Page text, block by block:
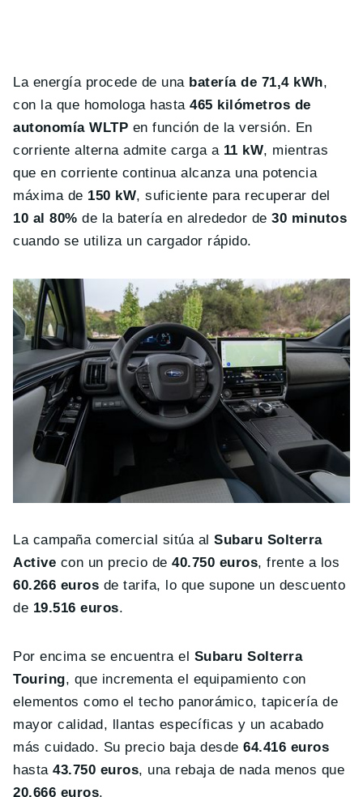
La energía procede de una batería de 71,4 kWh,
con la que homologa hasta465 kilómetros de
autonomía WLTP en función de la versión. En
corriente alterna admite carga a 11 kW, mientras
que en corriente continua alcanza una potencia
máxima de 150 kW, suficiente para recuperar del
10 al 80% de la batería en alrededor de30 minutos
cuando se utiliza un cargador rápido.
La campaña comercial sitúa alSubaru Solterra
Active con un precio de40.750 euros, frente a los
60.266 euros de tarifa, lo que supone un descuento
de 19.516 euros.
Por encima se encuentra el Subaru Solterra
Touring, que incrementa el equipamiento con
elementos como el techo panorámico, tapicería de
mayor calidad, llantas específicas y un acabado
más cuidado. Su precio baja desde64.416 euros
hasta43.750 euros, una rebaja de nada menos que
20.666 euros.